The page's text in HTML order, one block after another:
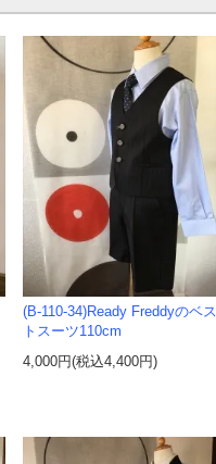
(B-110-34)Ready Freddyのベス
トスーツ110cm
4,000円(税込4,400円)